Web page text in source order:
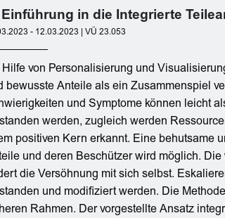
Einführung in die Integrierte
- 12.03.2023 | VÜ 23.053
Hilfe von Personalisierung und
bewusste Anteile als ein Zusammenspiel
und Symptome können leicht
werden, zugleich werden
positiven Kern erkannt. Eine behutsame
und deren Beschützer wird möglich.
die Versöhnung mit sich selbst.
und modifiziert werden. Die
Rahmen. Der vorgestellte Ansatz